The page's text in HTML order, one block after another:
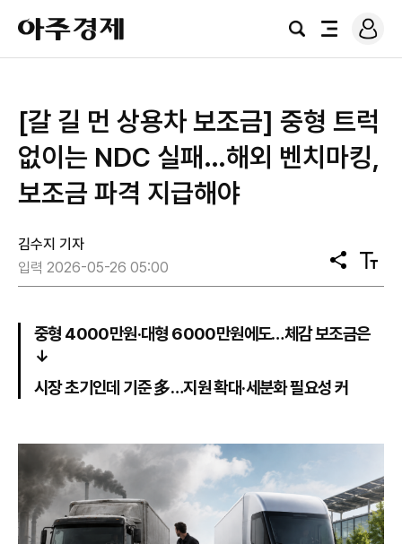
아
주
경
검
전
로
그
[갈 길 먼 상용차 보조금] 중형 트럭
없이는 NDC 실패…해외 벤치마킹,
보조금 파격 지급해야
김수지 기자
입력 2026-05-26 05:00
공
유
텍
스
기
중형 4000만원·대형 6000만원에도…체감 보조금은
↓
​​​​​​​시장 초기인데 기준 多…지원 확대·세분화 필요성 커